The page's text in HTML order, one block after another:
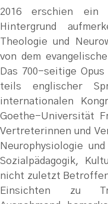
2016 erschien ein
Hintergrund
Theologie und
von dem
Das 700-seitige
teils englischer
internationalen
Goethe-Universität
Vertreterinnen und
Neurophysiologie
Sozialpädagogik,
nicht zuletzt
Einsichten zu